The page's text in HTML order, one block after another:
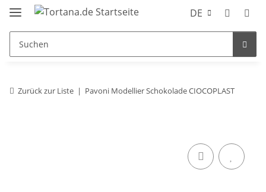
DE
Zurück zur Liste Pavoni Modellier Schokolade CIOCOPLAST